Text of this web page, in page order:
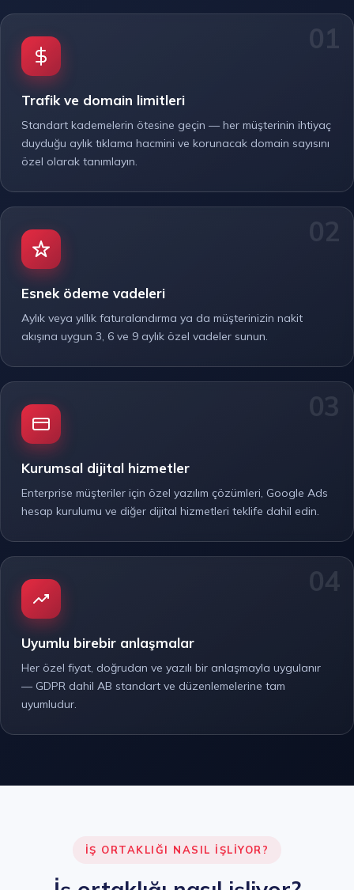
Trafik ve domain limitleri
Standart kademelerin ötesine geçin — her müşterinin ihtiyaç
duyduğu aylık tıklama hacmini ve korunacak domain sayısını
özel olarak tanımlayın.
Esnek ödeme vadeleri
Aylık veya yıllık faturalandırma ya da müşterinizin nakit
akışına uygun 3, 6 ve 9 aylık özel vadeler sunun.
Kurumsal dijital hizmetler
Enterprise müşteriler için özel yazılım çözümleri, Google Ads
hesap kurulumu ve diğer dijital hizmetleri teklife dahil edin.
Uyumlu birebir anlaşmalar
Her özel fiyat, doğrudan ve yazılı bir anlaşmayla uygulanır
— GDPR dahil AB standart ve düzenlemelerine tam
uyumludur.
İŞ ORTAKLIĞI NASIL IŞLIYOR?